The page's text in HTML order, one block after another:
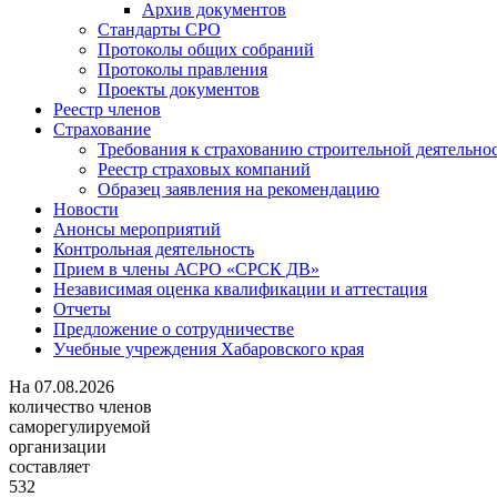
Архив документов
Стандарты СРО
Протоколы общих собраний
Протоколы правления
Проекты документов
Реестр членов
Страхование
Требования к страхованию строительной
Реестр страховых компаний
Образец заявления на рекомендацию
Новости
Анонсы мероприятий
Контрольная деятельность
Прием в члены АСРО «СРСК ДВ»
Независимая оценка квалификации и аттестация
Отчеты
Предложение о сотрудничестве
Учебные учреждения Хабаровского края
На 07.08.2026
количество членов
саморегулируемой
организации
составляет
532